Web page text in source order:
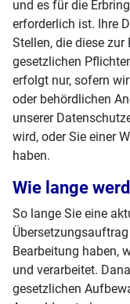
und es für die
erforderlich ist. Ihre
Stellen, die diese
gesetzlichen
erfolgt nur, sofern
oder behördlichen
unserer
wird, oder Sie einer
haben.
Wie lange
So lange Sie eine
Bearbeitung haben,
und verarbeitet.
gesetzlichen